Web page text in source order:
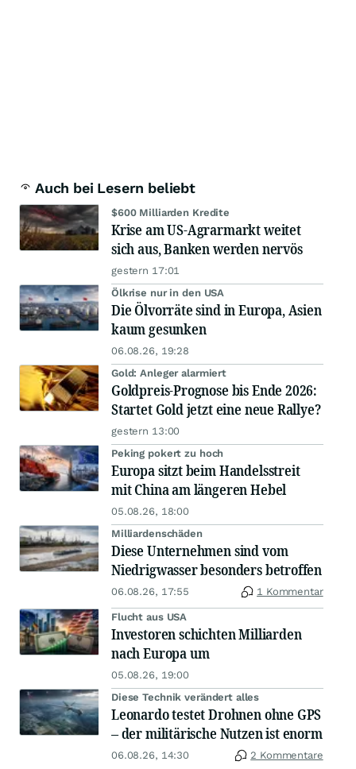
Auch bei Lesern beliebt
$600 Milliarden Kredite
Krise am US-Agrarmarkt weitet
sich aus, Banken werden nervös
gestern 17:01
Ölkrise nur in den USA
Die Ölvorräte sind in Europa, Asien
kaum gesunken
06.08.26, 19:28
Gold: Anleger alarmiert
Goldpreis-Prognose bis Ende 2026:
Startet Gold jetzt eine neue Rallye?
gestern 13:00
Peking pokert zu hoch
Europa sitzt beim Handelsstreit
mit China am längeren Hebel
05.08.26, 18:00
Milliardenschäden
Diese Unternehmen sind vom
Niedrigwasser besonders betroffen
06.08.26, 17:55 1 Kommentar
Flucht aus USA
Investoren schichten Milliarden
nach Europa um
05.08.26, 19:00
Diese Technik verändert alles
Leonardo testet Drohnen ohne GPS
– der militärische Nutzen ist enorm
06.08.26, 14:30 2 Kommentare